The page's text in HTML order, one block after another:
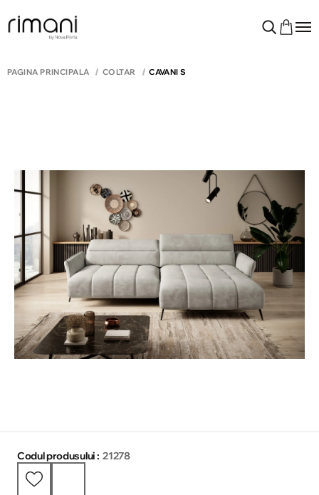
PAGINA PRINCIPALĂ COLTAR CAVANI S
Codul produsului : 21278